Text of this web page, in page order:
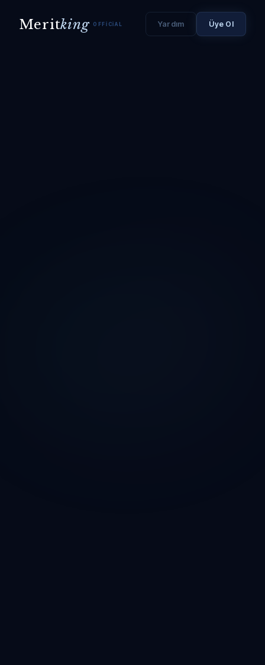
Meritking OFFICIAL Yardım Üye Ol